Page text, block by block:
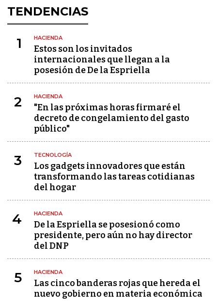
TENDENCIAS
1 HACIENDA
Estos son los invitados
internacionales que llegan a la
posesión de De la Espriella
2 HACIENDA
"En las próximas horas firmaré el
decreto de congelamiento del gasto
público"
3 TECNOLOGÍA
Los gadgets innovadores que están
transformando las tareas cotidianas
del hogar
4 HACIENDA
De la Espriella se posesionó como
presidente, pero aún no hay director
del DNP
5 HACIENDA
Las cinco banderas rojas que hereda el
nuevo gobierno en materia económica